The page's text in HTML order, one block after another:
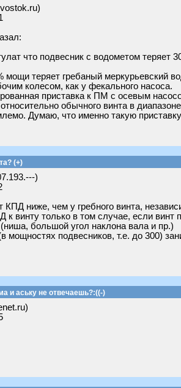
что подвесник с водометом теряет
мощи теряет гребаный меркурьевский
колесом, как у фекального насоса.
приставка к ПМ с осевым
обычного винта в
Думаю, что именно такую
(+)
)
ниже, чем у гребного винта,
к винту только в том случае, если
большой угол наклона вала и пр.)
мощностях подвесников, т.е. до 300)
и аську не отвечаешь?:((-)